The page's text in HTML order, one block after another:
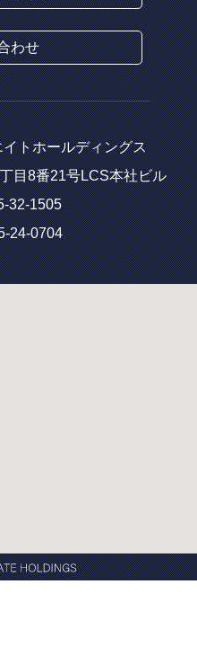
わせ
トホールディングス
目8番21号LCS本社ビル
32-1505
24-0704